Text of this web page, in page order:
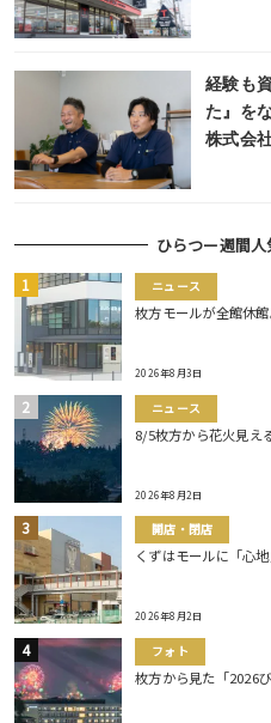
経験も
た』を
株式会
ひらつー週間
ニュース
枚方モールが全館休
2026年8月3日
ニュース
8/5枚方から花火見え
2026年8月2日
開店・閉店
くずはモールに「心
2026年8月2日
フォト
枚方から見た「2026